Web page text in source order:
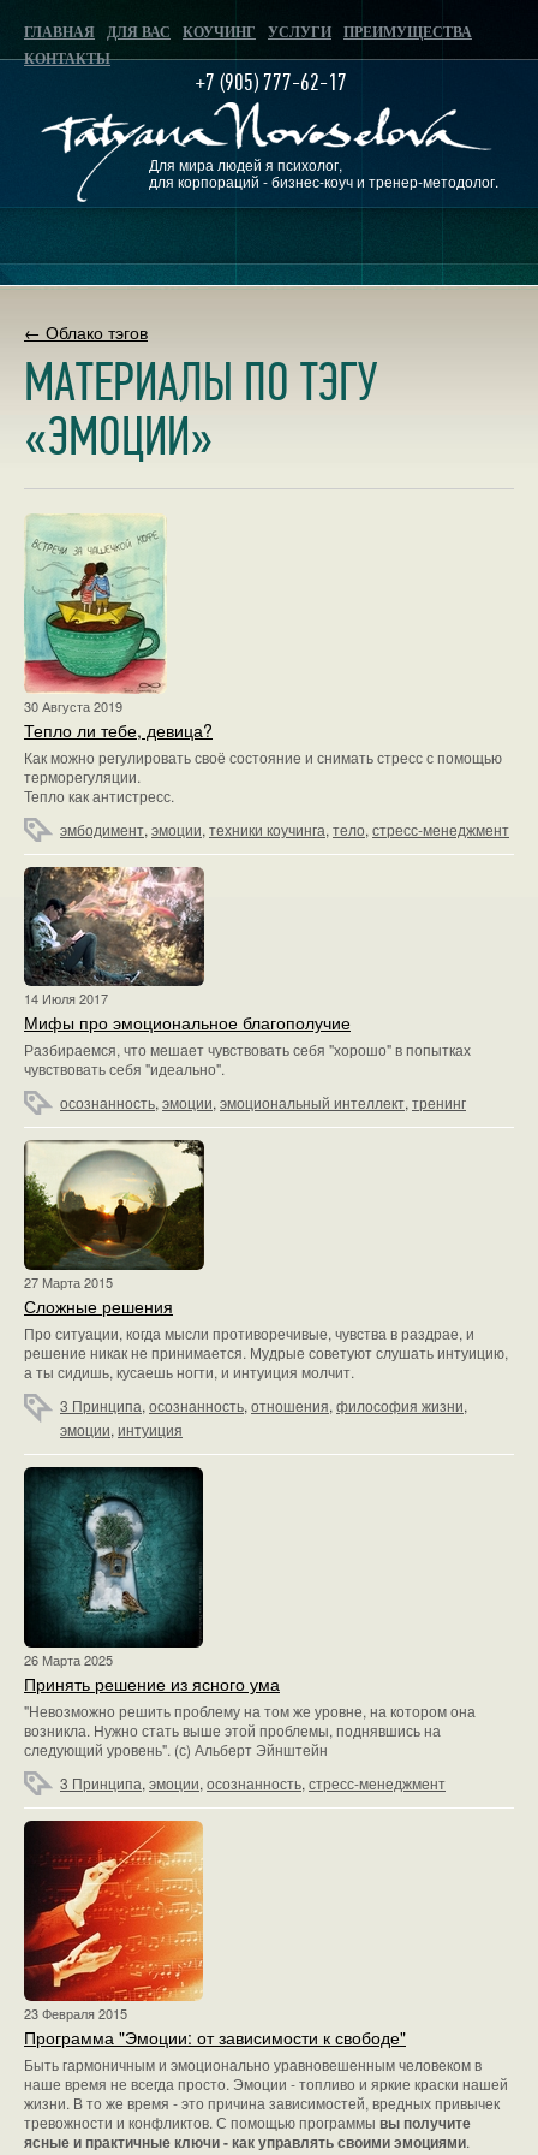
ГЛАВНАЯ ДЛЯ ВАС КОУЧИНГ УСЛУГИ
ПРЕИМУЩЕСТВА
КОНТАКТЫ
Для мира людей я психолог,
для корпораций - бизнес-коуч и тренер-методолог.
+7 (905) 777-62-17
← Облако тэгов
МАТЕРИАЛЫ ПО ТЭГУ
«ЭМОЦИИ»
30 Августа 2019
Тепло ли тебе, девица?
Как можно регулировать своё состояние и снимать стресс с помощью
терморегуляции.
Тепло как антистресс.
эмбодимент, эмоции, техники коучинга, тело, стресс-менеджмент
14 Июля 2017
Мифы про эмоциональное благополучие
Разбираемся, что мешает чувствовать себя "хорошо" в попытках
чувствовать себя "идеально".
осознанность, эмоции, эмоциональный интеллект, тренинг
27 Марта 2015
Сложные решения
Про ситуации, когда мысли противоречивые, чувства в раздрае, и
решение никак не принимается. Мудрые советуют слушать интуицию,
а ты сидишь, кусаешь ногти, и интуиция молчит.
3 Принципа, осознанность, отношения, философия жизни,
эмоции, интуиция
26 Марта 2025
Принять решение из ясного ума
"Невозможно решить проблему на том же уровне, на котором она
возникла. Нужно стать выше этой проблемы, поднявшись на
следующий уровень". (с) Альберт Эйнштейн
3 Принципа, эмоции, осознанность, стресс-менеджмент
23 Февраля 2015
Программа "Эмоции: от зависимости к свободе"
Быть гармоничным и эмоционально уравновешенным человеком в
наше время не всегда просто. Эмоции - топливо и яркие краски нашей
жизни. В то же время - это причина зависимостей, вредных привычек
тревожности и конфликтов. С помощью программы вы получите
ясные и практичные ключи - как управлять своими эмоциями.